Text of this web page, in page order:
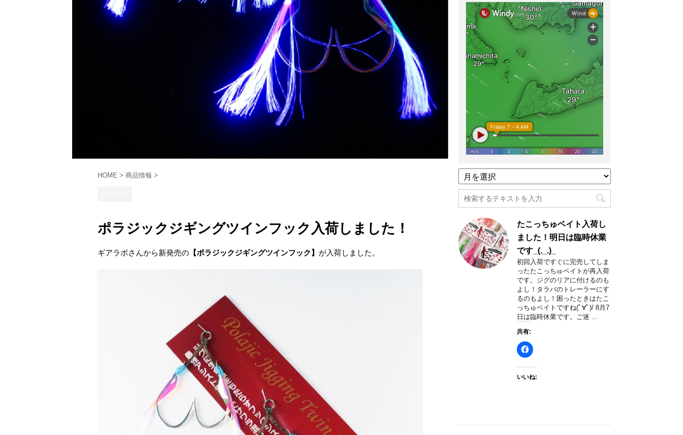
HOME > 商品情報 >
ポラジックジギングツインフック入荷しました！
ギアラボさんから新発売の 【ポラジックジギングツインフック】 が入荷しました。
過
去
記
事
別
一
覧
たこっちゅベイト入荷し
ました！明日は臨時休業
です_(._.)_
初回入荷ですぐに完売してしま
ったたこっちゅベイトが再入荷
です。ジグのリアに付けるのも
よし！タラバのトレーラーにす
るのもよし！困ったときはたこ
っちゅベイトですね(ﾟ∀ﾟ)/ 8月7
日は臨時休業です。ご迷 ...
共有:
いいね: